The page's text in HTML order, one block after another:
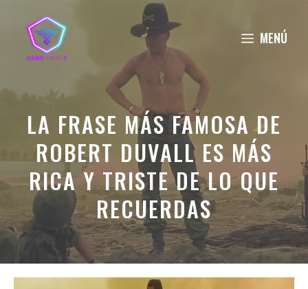
contenido
MENÚ
LA FRASE MÁS FAMOSA DE
ROBERT DUVALL ES MÁS
RICA Y TRISTE DE LO QUE
RECUERDAS